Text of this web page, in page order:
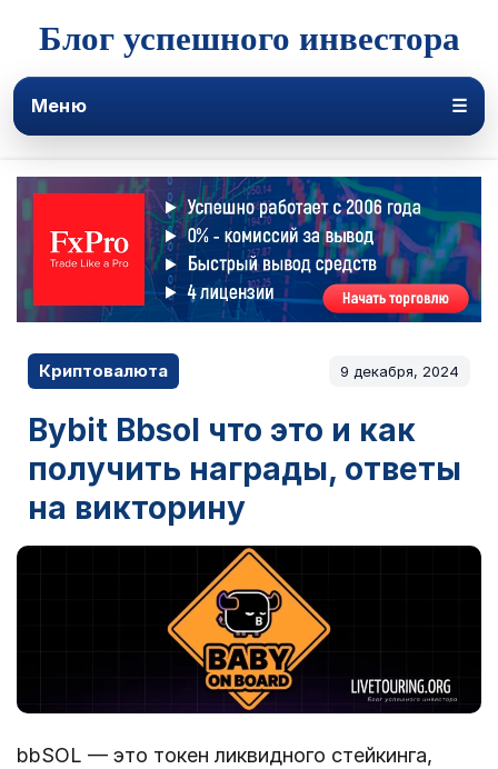
Блог успешного инвестора
Меню ☰
Криптовалюта 9 декабря, 2024
Bybit Bbsol что это и как
получить награды, ответы
на викторину
bbSOL — это токен ликвидного стейкинга,